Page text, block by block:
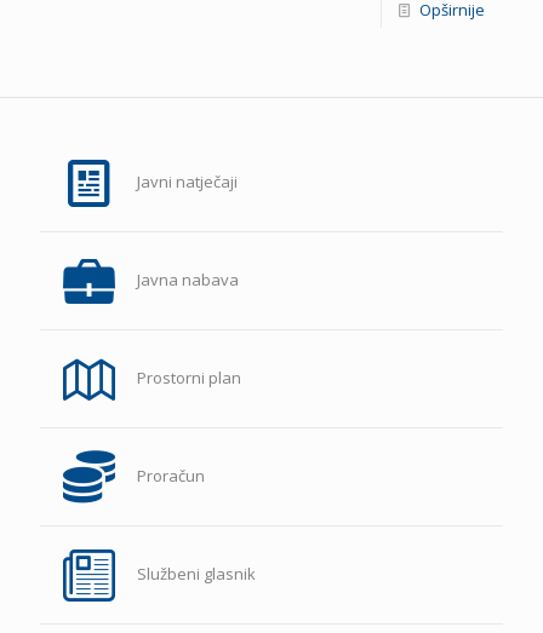
Opširnije
Javni natječaji
Javna nabava
Prostorni plan
Proračun
Službeni glasnik